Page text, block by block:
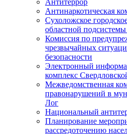
Антитеррор
Антинаркотическая
Сухоложское
областной
Комиссия по
чрезвычайных
безопасности
Электронный
комплекс
Межведомственная
правонарушений в
Лог
Национальный
Планирование
рассредоточению